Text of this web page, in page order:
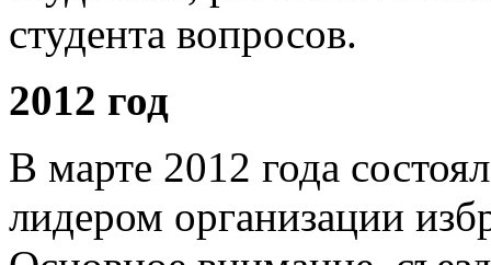
студента вопросов.
2012 год
В марте 2012 года
лидером организации